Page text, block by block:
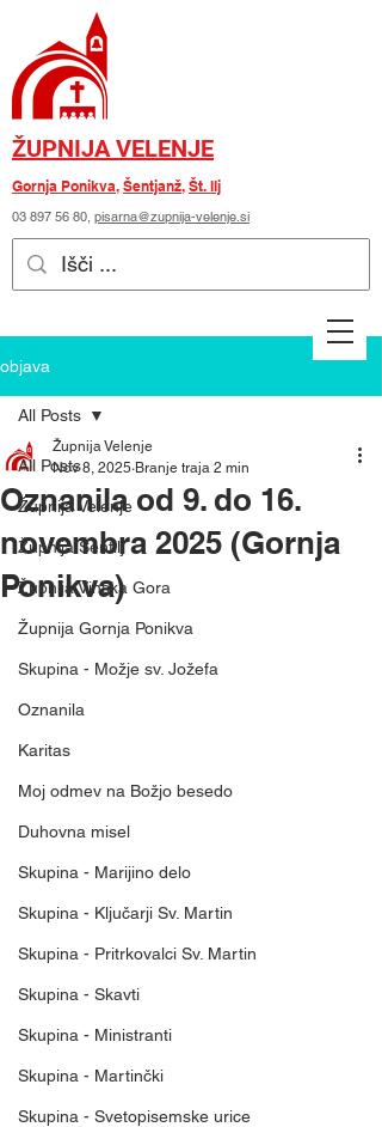
ŽUPNIJA VELENJE
Gornja Ponikva, Šentjanž, Št. Ilj
03 897 56 80, pisarna@zupnija-velenje.si
objava
All Posts
Župnija Velenje
Župnija Šentilj
Župnija Vinska Gora
Župnija Gornja Ponikva
Skupina - Možje sv. Jožefa
Oznanila
Karitas
Moj odmev na Božjo besedo
Duhovna misel
Skupina - Marijino delo
Skupina - Ključarji Sv. Martin
Skupina - Pritrkovalci Sv. Martin
Skupina - Skavti
Skupina - Ministranti
Skupina - Martinčki
Skupina - Svetopisemske urice
All Posts
Oznanila od 9. do 16.
novembra 2025 (Gornja
Ponikva)
Župnija Velenje
Nov 8, 2025 Branje traja 2 min